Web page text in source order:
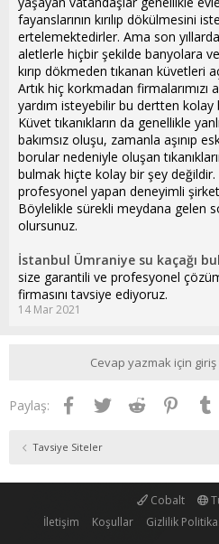
fayanslarının kırılıp dökülmesini
ertelemektedirler. Ama son
aletlerle hiçbir şekilde banyolara
kırıp dökmeden tıkanan küvetleri
Artık hiç korkmadan firmalarımızı
yardım isteyebilir bu dertten kolay
Küvet tıkanıkların da genellikle
bakımsız oluşu, zamanla aşınıp
borular nedeniyle oluşan
bulmak hiçte kolay bir şey
profesyonel yapan deneyimli
Böylelikle sürekli meydana gelen
olursunuz.
İstanbul Ümraniye su kaçağı
size garantili ve profesyonel
firmasını tavsiye ediyoruz.
14 Mar 2021
Cevap yazmak için
Paylaş: Facebook
TwitterReddit
Tavsiye Siteler
Cobalt
İletişim
Koşullar Gizlilik